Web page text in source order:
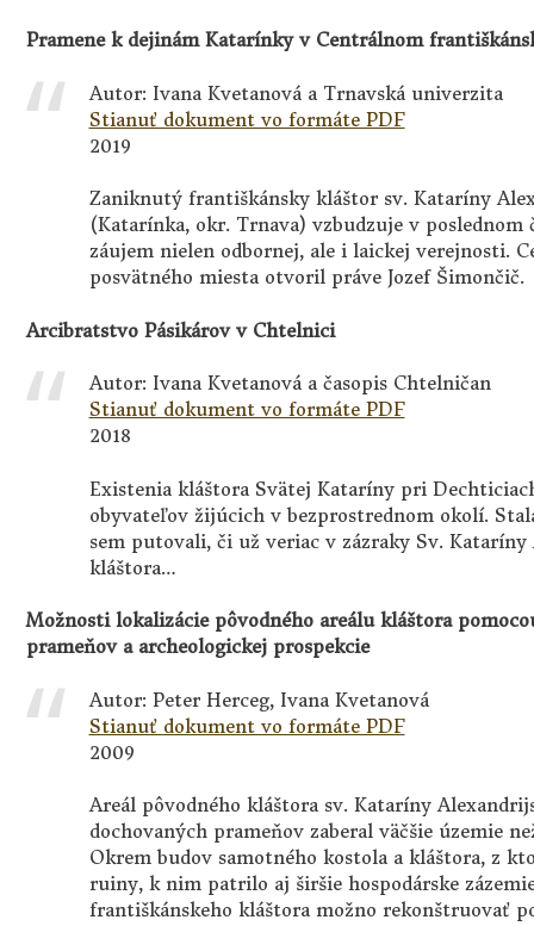
Pramene k dejinám Katarínky v Centrálnom
Autor: Ivana Kvetanová a Trnavská univerzita
Stianuť dokument vo formáte PDF
2019
Zaniknutý františkánsky kláštor sv. Kataríny
(Katarínka, okr. Trnava) vzbudzuje v poslednom
záujem nielen odbornej, ale i laickej verejnosti.
posvätného miesta otvoril práve Jozef Šimončič.
Arcibratstvo Pásikárov v Chtelnici
Autor: Ivana Kvetanová a časopis Chtelničan
Stianuť dokument vo formáte PDF
2018
Existenia kláštora Svätej Kataríny pri
obyvateľov žijúcich v bezprostrednom okolí.
sem putovali, či už veriac v zázraky Sv.
kláštora…
Možnosti lokalizácie pôvodného areálu kláštora
prameňov a archeologickej prospekcie
Autor: Peter Herceg, Ivana Kvetanová
Stianuť dokument vo formáte PDF
2009
Areál pôvodného kláštora sv. Kataríny
dochovaných prameňov zaberal väčšie územie
Okrem budov samotného kostola a kláštora, z
ruiny, k nim patrilo aj širšie hospodárske
františkánskeho kláštora možno rekonštruovať